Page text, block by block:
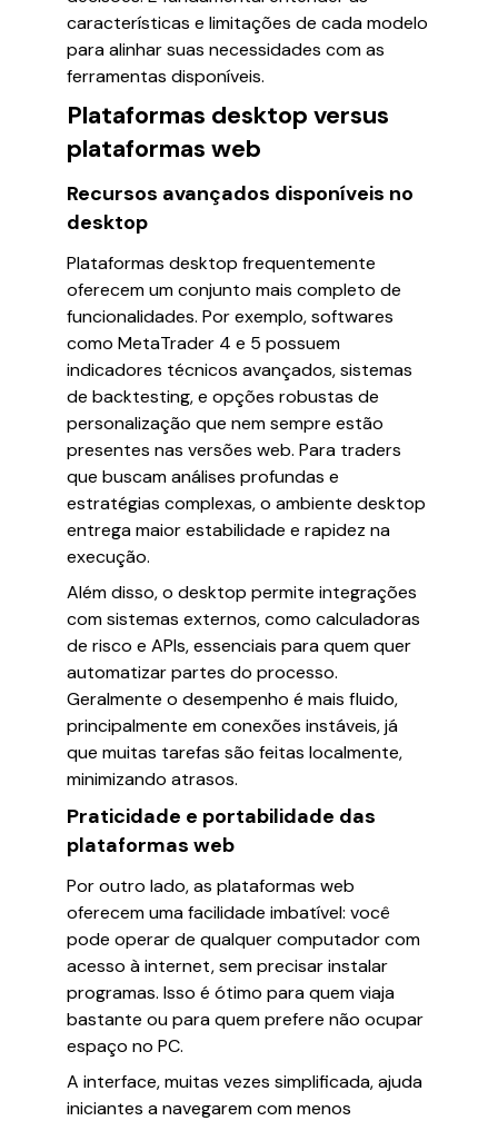
características e limitações de cada modelo
para alinhar suas necessidades com as
ferramentas disponíveis.
Plataformas desktop versus
plataformas web
Recursos avançados disponíveis no
desktop
Plataformas desktop frequentemente
oferecem um conjunto mais completo de
funcionalidades. Por exemplo, softwares
como MetaTrader 4 e 5 possuem
indicadores técnicos avançados, sistemas
de backtesting, e opções robustas de
personalização que nem sempre estão
presentes nas versões web. Para traders
que buscam análises profundas e
estratégias complexas, o ambiente desktop
entrega maior estabilidade e rapidez na
execução.
Além disso, o desktop permite integrações
com sistemas externos, como calculadoras
de risco e APIs, essenciais para quem quer
automatizar partes do processo.
Geralmente o desempenho é mais fluido,
principalmente em conexões instáveis, já
que muitas tarefas são feitas localmente,
minimizando atrasos.
Praticidade e portabilidade das
plataformas web
Por outro lado, as plataformas web
oferecem uma facilidade imbatível: você
pode operar de qualquer computador com
acesso à internet, sem precisar instalar
programas. Isso é ótimo para quem viaja
bastante ou para quem prefere não ocupar
espaço no PC.
A interface, muitas vezes simplificada, ajuda
iniciantes a navegarem com menos